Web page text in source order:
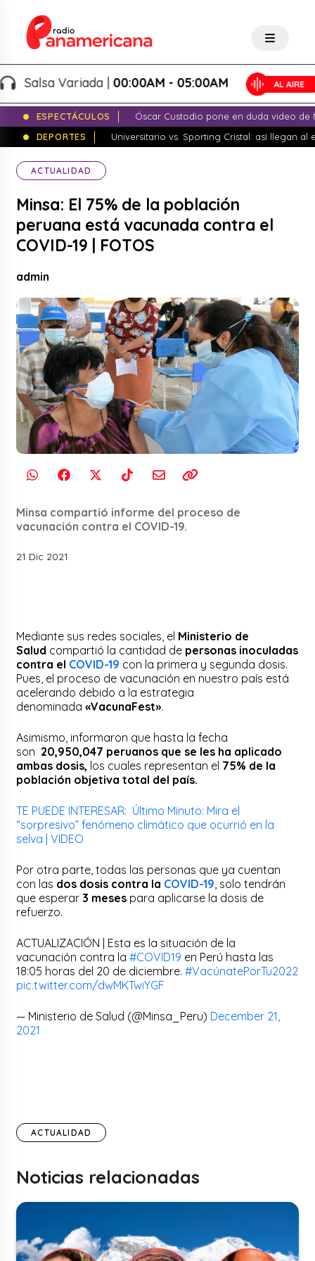
Salsa Variada |00:00AM - 05:00AM
ESPECTÁCULOS
Óscar Custodio pone en duda video de
DEPORTES
Universitario vs. Sporting Cristal: así llegan al
ACTUALIDAD
Minsa: El 75% de la población
peruana está vacunada contra el
COVID-19 | FOTOS
admin
Minsa compartió informe del proceso de
vacunación contra el COVID-19.
21 Dic 2021
Mediante sus redes sociales, el Ministerio de
Salud compartió la cantidad de personas inoculadas
contra el COVID-19 con la primera y segunda dosis.
Pues, el proceso de vacunación en nuestro país está
acelerando debido a la estrategia
denominada«VacunaFest».
Asimismo, informaron que hasta la fecha
son 20,950,047 peruanos que se les ha aplicado
ambas dosis, los cuales representan el 75% de la
población objetiva total del país.
TE PUEDE INTERESAR: Último Minuto: Mira el
“sorpresivo” fenómeno climático que ocurrió en la
selva | VIDEO
Por otra parte, todas las personas que ya cuentan
con las dos dosis contra la COVID-19 , solo tendrán
que esperar 3 meses para aplicarse la dosis de
refuerzo.
ACTUALIZACIÓN | Esta es la situación de la
vacunación contra la#COVID19 en Perú hasta las
18:05 horas del 20 de diciembre.#VacúnatePorTu2022
pic.twitter.com/dwMKTwiYGF
— Ministerio de Salud (@Minsa_Peru) December 21,
2021
ACTUALIDAD
Noticias relacionadas